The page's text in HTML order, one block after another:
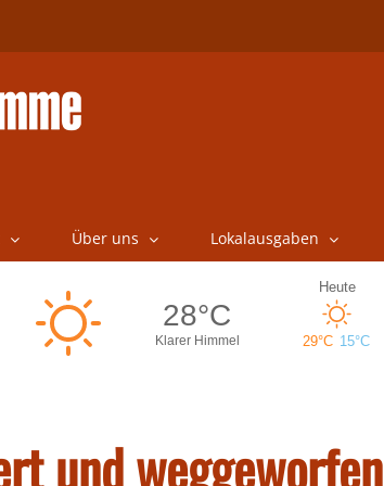
Über uns Lokalausgaben
und weggeworfen